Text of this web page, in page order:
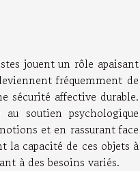
jouent un rôle apaisant
fréquemment de
affective durable.
soutien psychologique
et en rassurant face
la capacité de ces objets à
à des besoins variés.